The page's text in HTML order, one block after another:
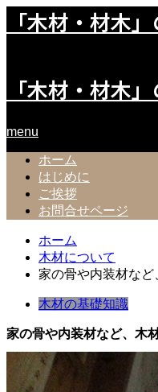
「木材・材木
「木材・材木
menu
ホーム
はじめに
ご挨拶
お問合せページ
ホーム
木材について
家の骨や内装材など
木材の基礎知識
家の骨や内装材など、木